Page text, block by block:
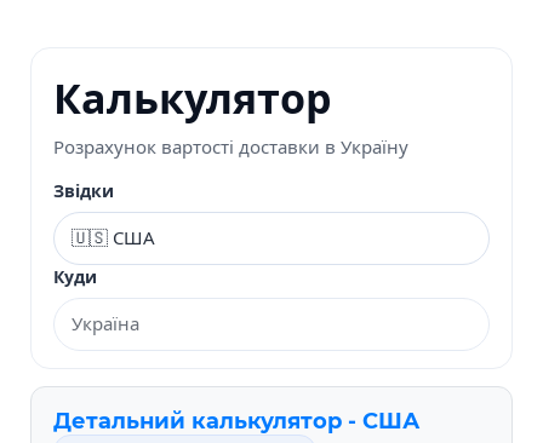
Калькулятор
Розрахунок вартості доставки в Україну
Звідки
Куди
Детальний калькулятор - США